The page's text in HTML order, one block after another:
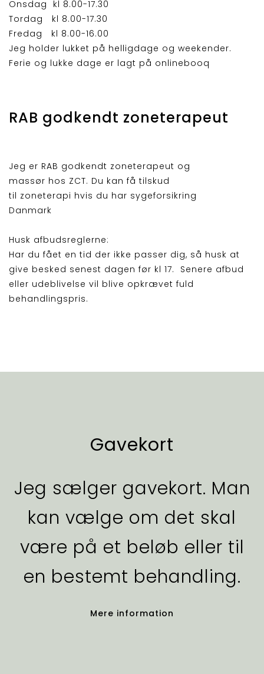
Onsdag kl 8.00-17.30
Tordag kl 8.00-17.30
Fredag kl 8.00-16.00
Jeg holder lukket på helligdage og weekender.
Ferie og lukke dage er lagt på onlinebooq
RAB godkendt zoneterapeut
Jeg er RAB godkendt zoneterapeut og
massør hos ZCT. Du kan få tilskud
til zoneterapi hvis du har sygeforsikring
Danmark
Husk afbudsreglerne:
Har du fået en tid der ikke passer dig, så husk at
give besked senest dagen før kl 17. Senere afbud
eller udeblivelse vil blive opkrævet fuld
behandlingspris.
Gavekort
Jeg sælger gavekort. Man
kan vælge om det skal
være på et beløb eller til
en bestemt behandling.
Mere information